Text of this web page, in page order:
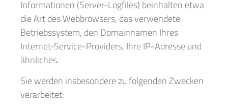
Informationen (Server-Logfiles) beinhalten etwa
die Art des Webbrowsers, das verwendete
Betriebssystem, den Domainnamen Ihres
Internet-Service-Providers, Ihre IP-Adresse und
ähnliches.
Sie werden insbesondere zu folgenden Zwecken
verarbeitet: